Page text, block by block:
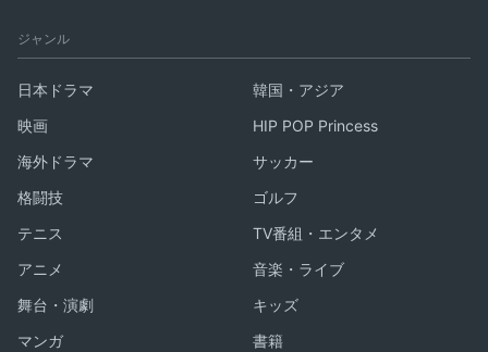
ジャンル
日本ドラマ
韓国・アジア
映画
HIP POP Princess
海外ドラマ
サッカー
格闘技
ゴルフ
テニス
TV番組・エンタメ
アニメ
音楽・ライブ
舞台・演劇
キッズ
マンガ
書籍